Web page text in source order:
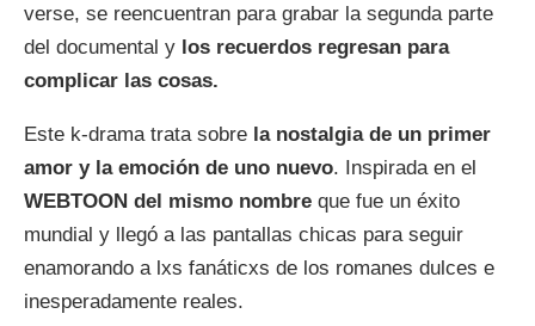
verse, se reencuentran para grabar la segunda parte
del documental y los recuerdos regresan para
complicar las cosas.
Este k-drama trata sobre la nostalgia de un primer
amor y la emoción de uno nuevo. Inspirada en el
WEBTOON del mismo nombre que fue un éxito
mundial y llegó a las pantallas chicas para seguir
enamorando a lxs fanáticxs de los romanes dulces e
inesperadamente reales.